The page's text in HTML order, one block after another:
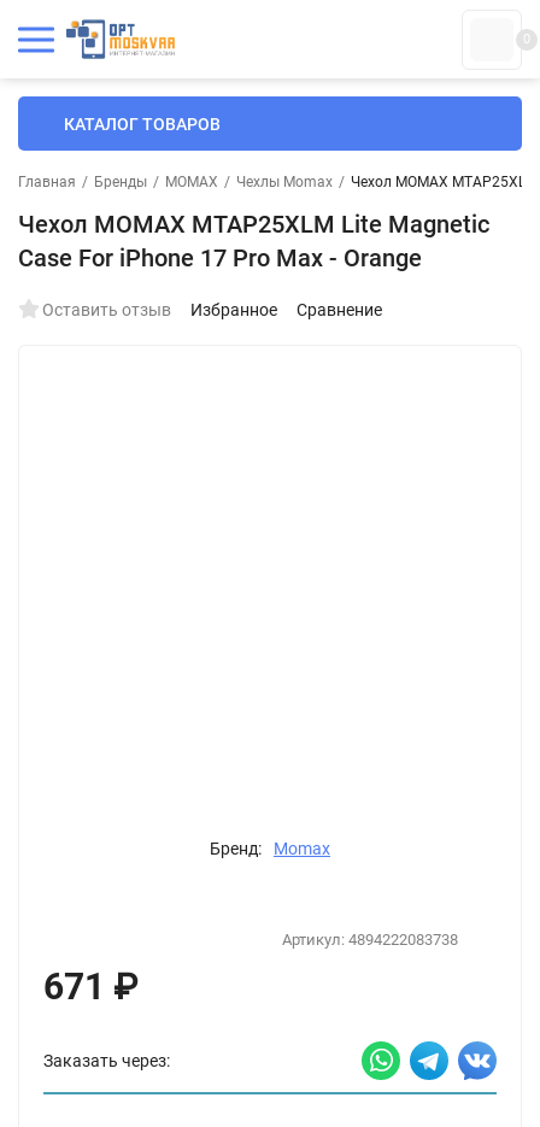
0
КАТАЛОГ ТОВАРОВ
Главная / Бренды / MOMAX / Чехлы Momax / Чехол MOMAX
Чехол MOMAX MTAP25XLM Lite Magnetic
Case For iPhone 17 Pro Max - Orange
Оставить отзыв Избранное Сравнение
Бренд: Momax
Артикул: 4894222083738
671 ₽
Заказать через: